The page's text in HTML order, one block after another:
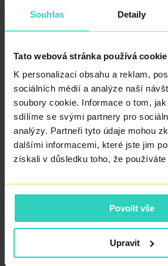
Souhlas Detaily
Tato webová stránka používá
K personalizaci obsahu a reklam,
sociálních médií a analýze naší
soubory cookie. Informace o tom,
sdílíme se svými partnery pro
analýzy. Partneři tyto údaje mohou
dalšími informacemi, které jste jim
získali v důsledku toho, že používáte
Povolit vše
Upravit
SVOU LÉČBU DO
Pro nové pacienty
„Klinika PRONATAL Nord
má dostatek
všechny nové pacienty.“
Vstupní konzultace nabízíme
PRONATAL je stabilní a
let pomáháme lidem stát se
Proč PRONATAL Nord?